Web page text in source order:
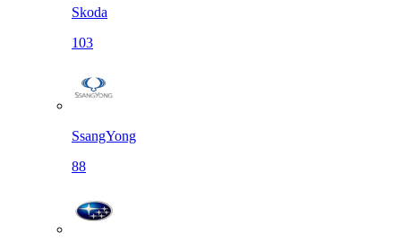
Skoda
103
SsangYong
88